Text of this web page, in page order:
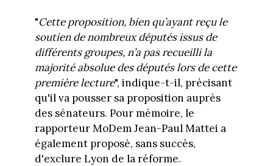
"Cette proposition, bien qu’ayant reçu le
soutien de nombreux députés issus de
différents groupes, n’a pas recueilli la
majorité absolue des députés lors de cette
première lecture", indique-t-il, précisant
qu'il va pousser sa proposition auprès
des sénateurs. Pour mémoire, le
rapporteur MoDem Jean-Paul Mattei a
également proposé, sans succès,
d'exclure Lyon de la réforme.